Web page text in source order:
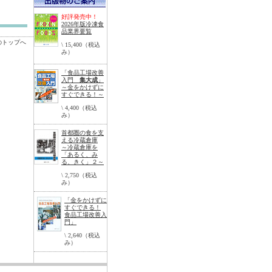
ップへ
好評発売中！
2026年版冷凍食
品業界要覧
\ 15,400（税込
み）
「食品工場改善
入門 集大成 」
～金をかけずに
すぐできる！～
\ 4,400（税込
み）
首都圏の食を支
える冷蔵倉庫
～冷蔵倉庫を
「あるく、み
る、きく」２～
\ 2,750（税込
み）
「金をかけずに
すぐできる！
食品工場改善入
門」
\ 2,640（税込
み）